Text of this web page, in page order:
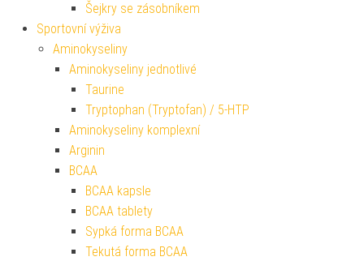
Šejkry se zásobníkem
Sportovní výživa
Aminokyseliny
Aminokyseliny jednotlivé
Taurine
Tryptophan (Tryptofan) / 5-HTP
Aminokyseliny komplexní
Arginin
BCAA
BCAA kapsle
BCAA tablety
Sypká forma BCAA
Tekutá forma BCAA